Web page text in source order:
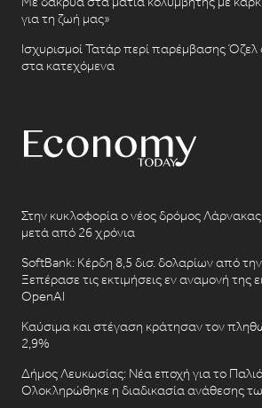
για τη ζωή μας»
Ισχυρισμοί Τατάρ περί παρέμβασης Όζελ
στα κατεχόμενα
Στην κυκλοφορία ο νέος δρόμος Λάρνακας
μετά από 26 χρόνια
SoftBank: Κέρδη 8,5 δισ. δολαρίων από
Ξεπέρασε τις εκτιμήσεις εν αναμονή της
OpenAI
Καύσιμα και στέγαση κράτησαν τον
2,9%
Δήμος Λευκωσίας: Νέα εποχή για το
Ολοκληρώθηκε η διαδικασία ανάθεσης